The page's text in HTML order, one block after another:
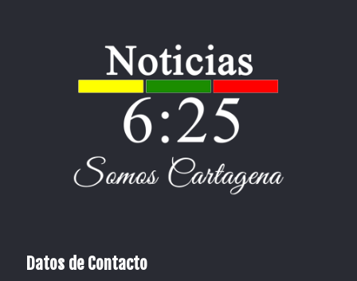
Datos de Contacto